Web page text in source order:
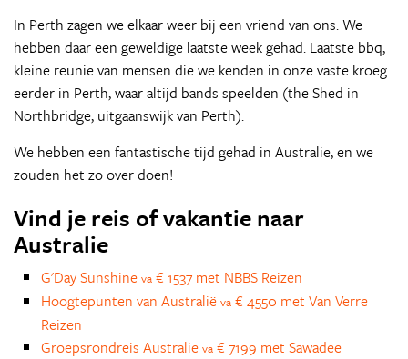
In Perth zagen we elkaar weer bij een vriend van ons. We
hebben daar een geweldige laatste week gehad. Laatste bbq,
kleine reunie van mensen die we kenden in onze vaste kroeg
eerder in Perth, waar altijd bands speelden (the Shed in
Northbridge, uitgaanswijk van Perth).
We hebben een fantastische tijd gehad in Australie, en we
zouden het zo over doen!
Vind je reis of vakantie naar
Australie
G'Day Sunshine va € 1537 met NBBS Reizen
Hoogtepunten van Australië va € 4550 met Van Verre
Reizen
Groepsrondreis Australië va € 7199 met Sawadee